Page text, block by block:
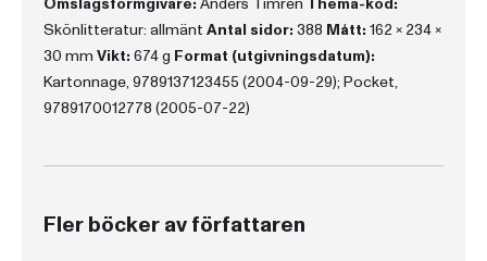
Skönlitteratur: allmänt Antal sidor: 388 Mått: 162 x 234 x
30 mm Vikt: 674 g Format (utgivningsdatum):
Kartonnage, 9789137123455 (2004-09-29); Pocket,
9789170012778 (2005-07-22)
Fler böcker av författaren